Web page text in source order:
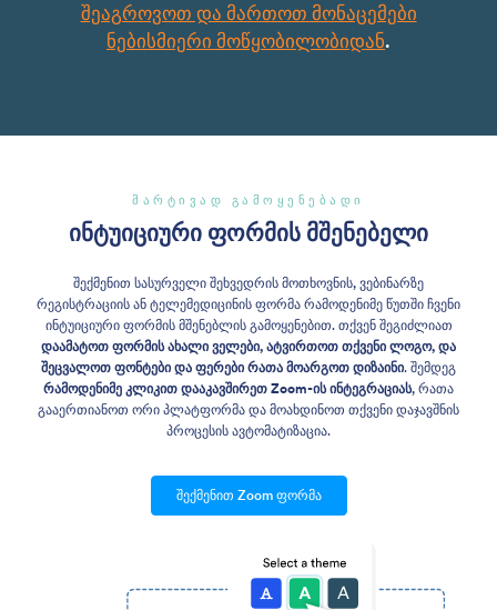
შეაგროვოთ და მართოთ მონაცემები
ნებისმიერი მოწყობილობიდან.
მარტივად გამოყენებადი
ინტუიციური ფორმის მშენებელი
შექმენით სასურველი შეხვედრის მოთხოვნის, ვებინარზე
რეგისტრაციის ან ტელემედიცინის ფორმა რამოდენიმე წუთში ჩვენი
ინტუიციური ფორმის მშენებლის გამოყენებით. თქვენ შეგიძლიათ
დაამატოთ ფორმის ახალი ველები, ატვირთოთ თქვენი ლოგო, და
შეცვალოთ ფონტები და ფერები რათა მოარგოთ დიზაინი. შემდეგ
რამოდენიმე კლიკით დააკავშირეთ Zoom-ის ინტეგრაციას, რათა
გააერთიანოთ ორი პლატფორმა და მოახდინოთ თქვენი დაჯავშნის
პროცესის ავტომატიზაცია.
შექმენით Zoom ფორმა